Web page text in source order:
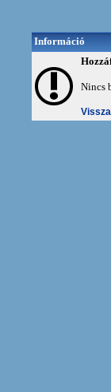
Információ
Nincs